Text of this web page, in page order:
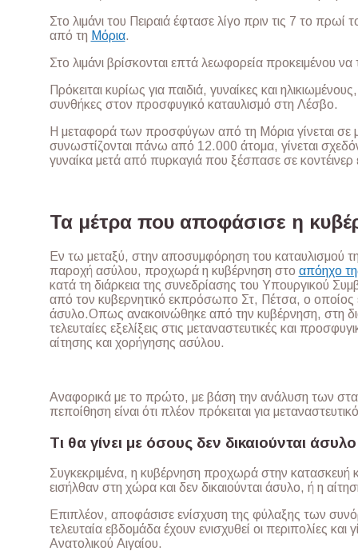
Στο λιμάνι του Πειραιά έφτασε λίγο πριν τις 7 το
από τη Μόρια.
Στο λιμάνι βρίσκονται επτά λεωφορεία προκειμένου
Πρόκειται κυρίως για παιδιά, γυναίκες και
συνθήκες στον προσφυγικό καταυλισμό στη Λέσβο.
Η μεταφορά των προσφύγων από τη Μόρια γίνεται
συνωστίζονται πάνω από 12.000 άτομα, γίνεται
γυναίκα μετά από πυρκαγιά που ξέσπασε σε
Τα μέτρα που αποφάσισε η
Εν τω μεταξύ, στην αποσυμφόρηση του καταυλισμού
παροχή ασύλου, προχωρά η κυβέρνηση στο απόηχο
κατά τη διάρκεια της συνεδρίασης του Υπουργικού
από τον κυβερνητικό εκπρόσωπο Στ, Πέτσα, ο οποίος
άσυλο.Οπως ανακοινώθηκε από την κυβέρνηση, στη
τελευταίες εξελίξεις στις μεταναστευτικές και
αίτησης και χορήγησης ασύλου.
Αναφορικά με το πρώτο, με βάση την ανάλυση των
πεποίθηση είναι ότι πλέον πρόκειται για
Τι θα γίνει με όσους δεν δικαιούνται άσυλο
Συγκεκριμένα, η κυβέρνηση προχωρά στην
εισήλθαν στη χώρα και δεν δικαιούνται άσυλο, ή η
Επιπλέον, αποφάσισε ενίσχυση της φύλαξης των
τελευταία εβδομάδα έχουν ενισχυθεί οι περιπολίες
Ανατολικού Αιγαίου.